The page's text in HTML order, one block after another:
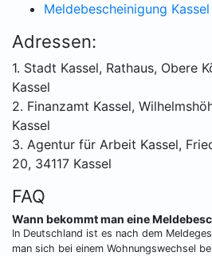
Meldebescheinigung Kassel
Adressen:
1. Stadt Kassel, Rathaus, Obere
Kassel
2. Finanzamt Kassel,
Kassel
3. Agentur für Arbeit Kassel,
20, 34117 Kassel
FAQ
Wann bekommt man eine
In Deutschland ist es nach dem
man sich bei einem Wohnungswechsel